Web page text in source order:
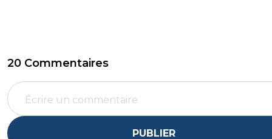
20 Commentaires
PUBLIER